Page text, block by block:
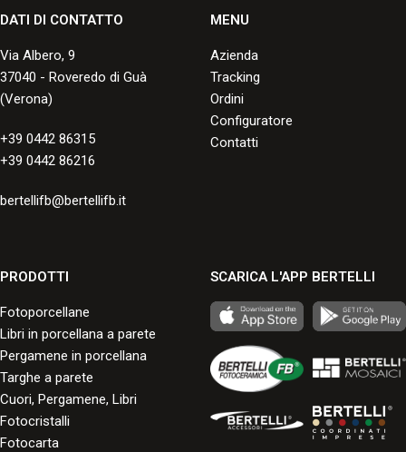
DATI DI CONTATTO
Via Albero, 9
37040 - Roveredo di Guà
(Verona)
+39 0442 86315
+39 0442 86216
bertellifb@bertellifb.it
MENU
Azienda
Tracking
Ordini
Configuratore
Contatti
PRODOTTI
Fotoporcellane
Libri in porcellana a parete
Pergamene in porcellana
Targhe a parete
Cuori, Pergamene, Libri
Fotocristalli
Fotocarta
SCARICA L'APP BERTELLI